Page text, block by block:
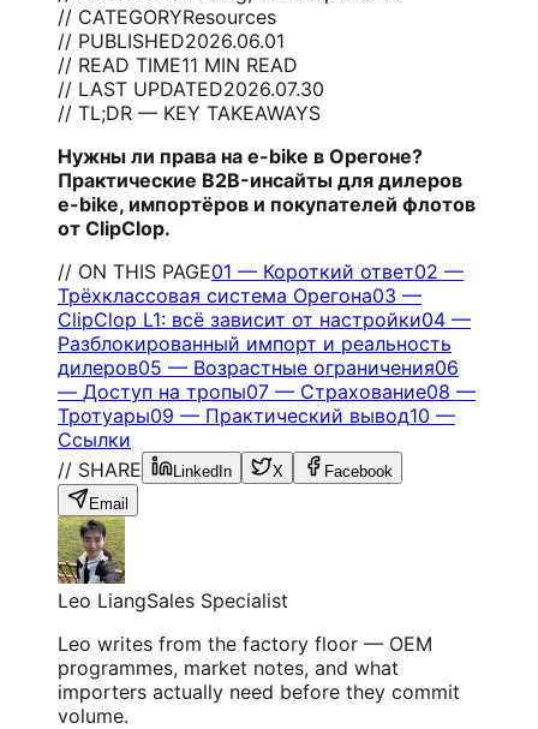
// CATEGORYResources
// PUBLISHED2026.06.01
// READ TIME11 MIN READ
// LAST UPDATED2026.07.30
// TL;DR — KEY TAKEAWAYS
Нужны ли права на e-bike в Орегоне?
Практические B2B-инсайты для дилеров
e-bike, импортёров и покупателей флотов
от ClipClop.
// ON THIS PAGE01 — Короткий ответ02 —
Трёхклассовая система Орегона03 —
ClipClop L1: всё зависит от настройки04 —
Разблокированный импорт и реальность
дилеров05 — Возрастные ограничения06
— Доступ на тропы07 — Страхование08 —
Тротуары09 — Практический вывод10 —
Ссылки
// SHARE
LinkedIn X
Facebook
Email
Leo LiangSales Specialist
Leo writes from the factory floor — OEM
programmes, market notes, and what
importers actually need before they commit
volume.